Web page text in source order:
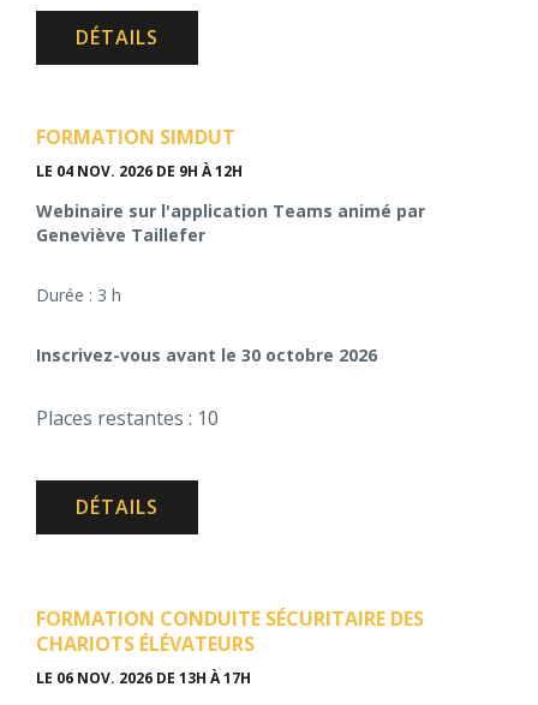
DÉTAILS
FORMATION SIMDUT
LE 04 NOV. 2026 DE 9H À 12H
Webinaire sur l'application Teams animé par
Geneviève Taillefer
Durée : 3 h
Inscrivez-vous avant le 30 octobre 2026
Places restantes : 10
DÉTAILS
FORMATION CONDUITE SÉCURITAIRE DES
CHARIOTS ÉLÉVATEURS
LE 06 NOV. 2026 DE 13H À 17H